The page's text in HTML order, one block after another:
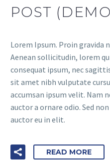
POST
Lorem Ipsum. Proin gravida
Aenean sollicitudin, lorem
consequat ipsum, nec
sit amet nibh vulputate
accumsan ipsum velit. Nam
auctor a ornare odio. Sed
auctor eu in elit.
READ MORE